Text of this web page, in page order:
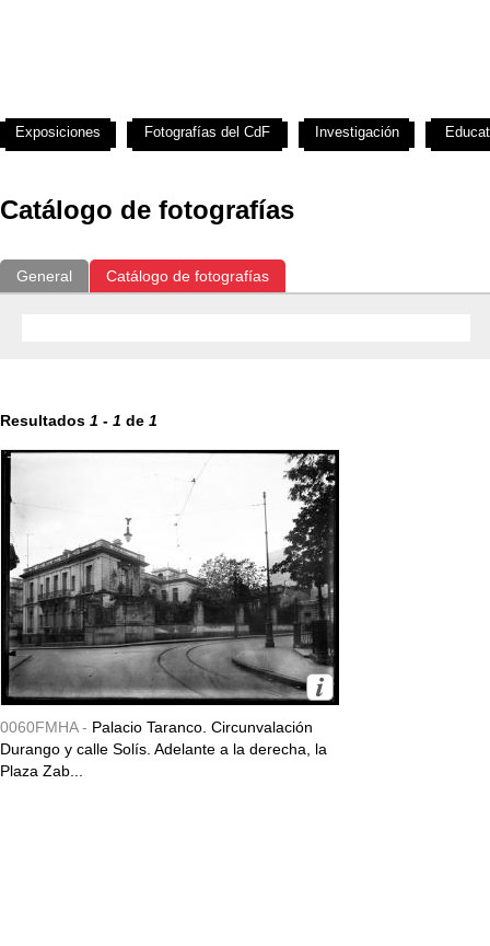
Catálogo de fotografías
General Catálogo de fotografías
Resultados 1 - 1 de 1
0060FMHA - Palacio Taranco. Circunvalación
Durango y calle Solís. Adelante a la derecha, la
Plaza Zab...
Exposiciones Fotografías del CdF Investigación